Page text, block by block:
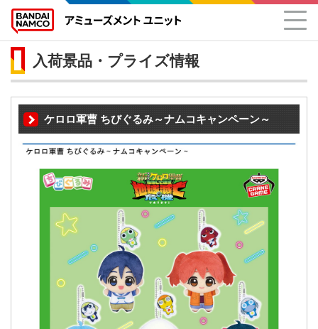
入荷景品・プライズ情報
ケロロ軍曹 ちびぐるみ～ナムコキャンペーン～